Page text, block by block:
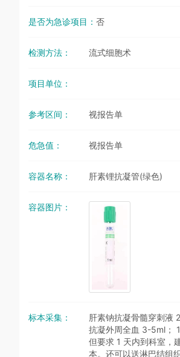
是否为急诊项目： 否
检测方法： 流式细胞术
项目单位：
参考区间： 视报告单
危急值： 视报告单
容器名称： 肝素锂抗凝管(绿色)
容器图片：
标本采集：
肝素钠抗凝骨髓穿刺液
抗凝外周全血 3-5ml；
但要求 1 天内到科室，
本。还可以送淋巴结组